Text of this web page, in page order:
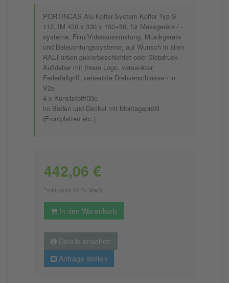
PORTINCAS Alu-Koffer-System Koffer Typ S
112, IM 430 x 330 x 150+50, für Messgeräte / -
systeme, Film/Videoaussrüstung, Musikgeräte
und Beleuchtungssysteme, auf Wunsch in allen
RAL-Farben pulverbeschichtet oder Siebdruck-
Aufkleber mit Ihrem Logo, versenkter
Federfallgriff, versenkte Drehverschlüsse - in
V2a
4 x Kunststofffüße
im Boden und Deckel mit Montageprofil
(Frontplatten etc.)
442,06 €
*inklusive 19 % MwSt.
In den Warenkorb
Details ansehen
Anfrage stellen